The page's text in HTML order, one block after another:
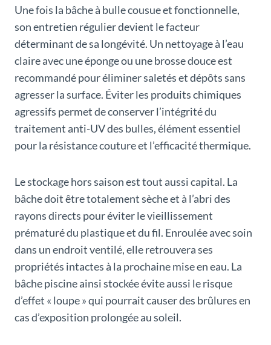
Une fois la bâche à bulle cousue et fonctionnelle,
son entretien régulier devient le facteur
déterminant de sa longévité. Un nettoyage à l’eau
claire avec une éponge ou une brosse douce est
recommandé pour éliminer saletés et dépôts sans
agresser la surface. Éviter les produits chimiques
agressifs permet de conserver l’intégrité du
traitement anti-UV des bulles, élément essentiel
pour la résistance couture et l’efficacité thermique.
Le stockage hors saison est tout aussi capital. La
bâche doit être totalement sèche et à l’abri des
rayons directs pour éviter le vieillissement
prématuré du plastique et du fil. Enroulée avec soin
dans un endroit ventilé, elle retrouvera ses
propriétés intactes à la prochaine mise en eau. La
bâche piscine ainsi stockée évite aussi le risque
d’effet « loupe » qui pourrait causer des brûlures en
cas d’exposition prolongée au soleil.